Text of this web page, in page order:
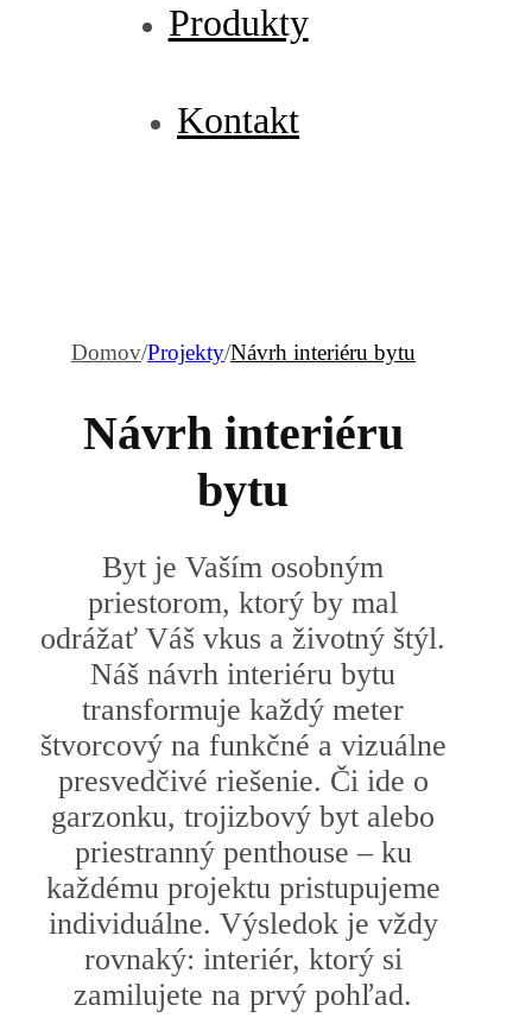
Produkty
Kontakt
Domov/Projekty/Návrh interiéru bytu
Návrh interiéru
bytu
Byt je Vaším osobným
priestorom, ktorý by mal
odrážať Váš vkus a životný štýl.
Náš návrh interiéru bytu
transformuje každý meter
štvorcový na funkčné a vizuálne
presvedčivé riešenie. Či ide o
garzonku, trojizbový byt alebo
priestranný penthouse – ku
každému projektu pristupujeme
individuálne. Výsledok je vždy
rovnaký: interiér, ktorý si
zamilujete na prvý pohľad.